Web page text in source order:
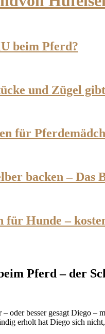
beim Pferd?
und Zügel
für
backen –
für Hunde –
Pferd – der
– oder besser gesagt Diego
erholt hat Diego sich